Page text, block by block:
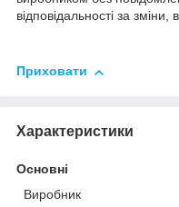
відповідальності за
Приховати
Характеристики
Основні
Виробник